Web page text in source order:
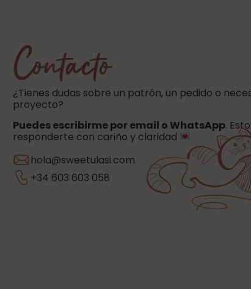
Contacto
¿Tienes dudas sobre un patrón, un pedido o
proyecto?
Puedes escribirme por email o WhatsApp.
responderte con cariño y claridad
hola@sweetulasi.com
+34 603 603 058